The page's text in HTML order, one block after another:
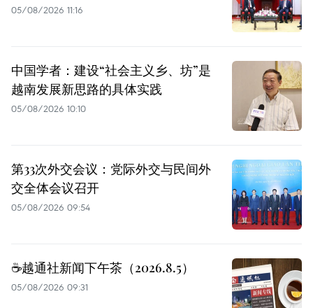
05/08/2026 11:16
中国学者：建设“社会主义乡、坊”是
越南发展新思路的具体实践
05/08/2026 10:10
第33次外交会议：党际外交与民间外
交全体会议召开
05/08/2026 09:54
☕️越通社新闻下午茶（2026.8.5）
05/08/2026 09:31